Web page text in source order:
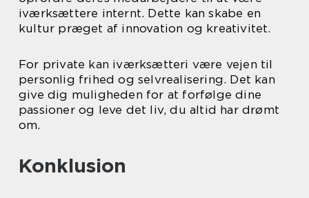
iværksættere internt. Dette kan skabe en
kultur præget af innovation og kreativitet.
For private kan iværksætteri være vejen til
personlig frihed og selvrealisering. Det kan
give dig muligheden for at forfølge dine
passioner og leve det liv, du altid har drømt
om.
Konklusion